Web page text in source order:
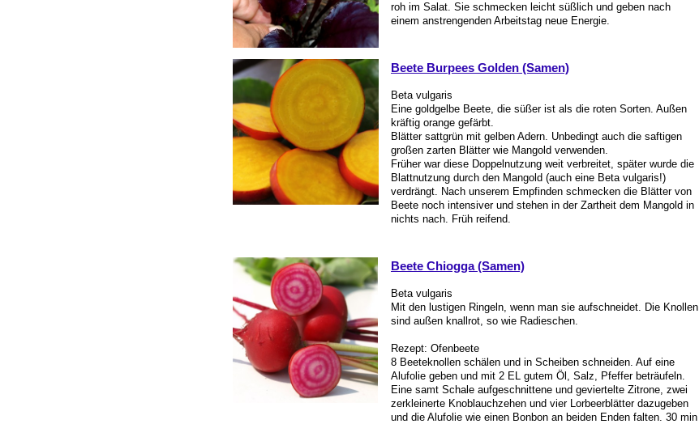
roh im Salat. Sie schmecken leicht süßlich und geben nach
einem anstrengenden Arbeitstag neue Energie.
Beete Burpees Golden (Samen)
Beta vulgaris
Eine goldgelbe Beete, die süßer ist als die roten Sorten. Außen
kräftig orange gefärbt.
Blätter sattgrün mit gelben Adern. Unbedingt auch die saftigen
großen zarten Blätter wie Mangold verwenden.
Früher war diese Doppelnutzung weit verbreitet, später wurde die
Blattnutzung durch den Mangold (auch eine Beta vulgaris!)
verdrängt. Nach unserem Empfinden schmecken die Blätter von
Beete noch intensiver und stehen in der Zartheit dem Mangold in
nichts nach. Früh reifend.
Beete Chiogga (Samen)
Beta vulgaris
Mit den lustigen Ringeln, wenn man sie aufschneidet. Die Knollen
sind außen knallrot, so wie Radieschen.
Rezept: Ofenbeete
8 Beeteknollen schälen und in Scheiben schneiden. Auf eine
Alufolie geben und mit 2 EL gutem Öl, Salz, Pfeffer beträufeln.
Eine samt Schale aufgeschnittene und geviertelte Zitrone, zwei
zerkleinerte Knoblauchzehen und vier Lorbeerblätter dazugeben
und die Alufolie wie einen Bonbon an beiden Enden falten. 30 min